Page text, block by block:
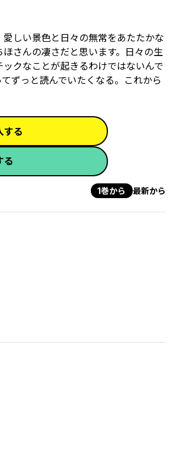
しい景色と日々の無常をあたたかな
さんの凄さだと思います。日々の生
クなことが起きるわけではないんで
ずっと読んでいたくなる。これから
する
る
1巻から 最新から